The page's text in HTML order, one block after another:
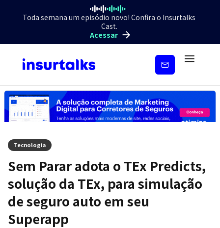
Toda semana um episódio novo! Confira o Insurtalks
Cast.
Acessar
Inscreva-
Tecnologia
Sem Parar adota o TEx Predicts,
solução da TEx, para simulação
de seguro auto em seu
Superapp